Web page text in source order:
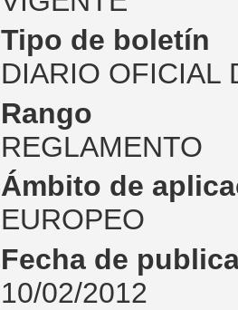
Tipo de boletín
DIARIO OFICIAL
Rango
REGLAMENTO
Ámbito de
EUROPEO
Fecha de
10/02/2012